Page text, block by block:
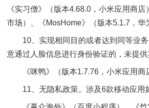
《实习僧》（版本4.68.0，小米应用商
市场）、《MosHome》（版本5.1.7，华
10、实现相同目的或者达到同等业务
意通过人脸信息进行身份验证的，未提
《咪鸭》（版本1.7.76，小米应用商
11、无隐私政策。涉及6款移动应用